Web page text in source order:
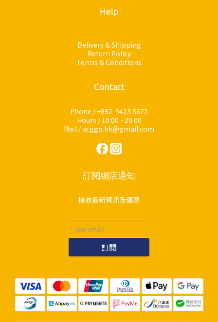
Help
Delivery & Shipping
Return Policy
Terms & Conditions
Contact
Phone / +852-9423 8672
Hours / 10:00 - 20:00
Mail / acggo.hk@gmail.com
訂閱網店通知
接收最新資訊及優惠
訂閱